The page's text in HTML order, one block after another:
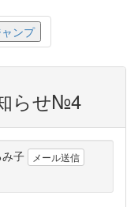
らせ№4
子
メール送信